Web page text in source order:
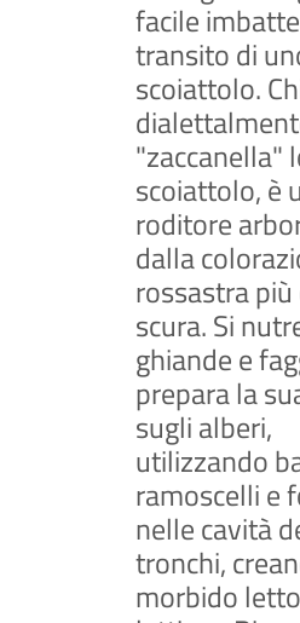
facile
transito di
scoiattolo.
"zaccanella"
scoiattolo, è
roditore
dalla
rossastra
scura. Si
ghiande e
prepara la
sugli alberi,
utilizzando
ramoscelli e
nelle cavità
tronchi,
morbido